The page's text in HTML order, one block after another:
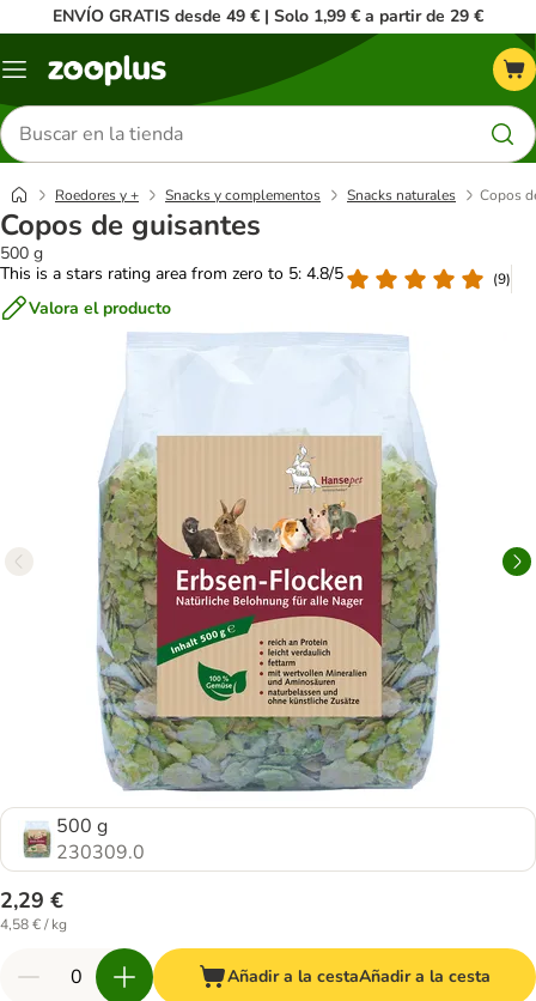
ENVÍO GRATIS desde 49 € | Solo 1,99 € a partir de 29 €
Menú
Buscar
productos
Roedores y + Snacks y complementos Snacks naturales Copos
Copos de guisantes
500 g
This is a stars rating area from zero to 5: 4.8/5
(9)
Valora el producto
500 g
230309.0
2,29 €
4,58 € / kg
Añadir a la cestaAñadir a la cesta